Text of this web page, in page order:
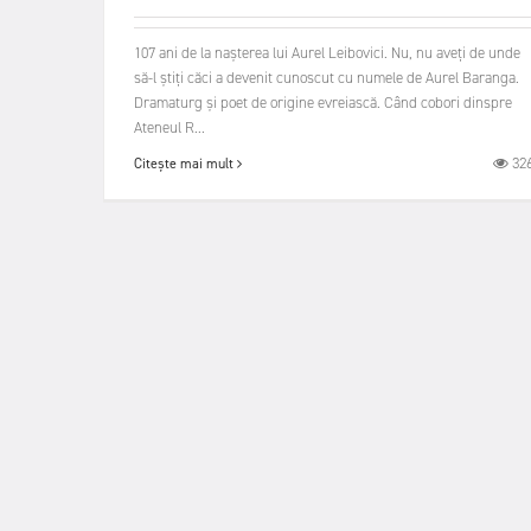
107 ani de la nașterea lui Aurel Leibovici. Nu, nu aveți de unde
să-l știți căci a devenit cunoscut cu numele de Aurel Baranga.
Dramaturg și poet de origine evreiască. Când cobori dinspre
Ateneul R...
Citește mai mult